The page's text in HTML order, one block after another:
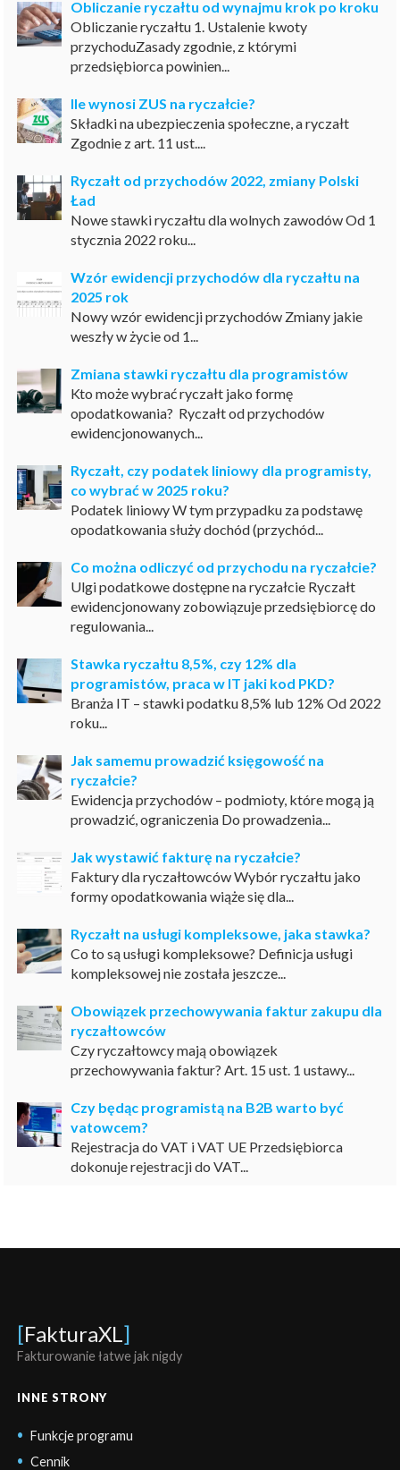
Obliczanie ryczałtu od wynajmu krok po kroku
Obliczanie ryczałtu 1. Ustalenie kwoty
przychoduZasady zgodnie, z którymi
przedsiębiorca powinien...
Ile wynosi ZUS na ryczałcie?
Składki na ubezpieczenia społeczne, a ryczałt
Zgodnie z art. 11 ust....
Ryczałt od przychodów 2022, zmiany Polski
Ład
Nowe stawki ryczałtu dla wolnych zawodów Od 1
stycznia 2022 roku...
Wzór ewidencji przychodów dla ryczałtu na
2025 rok
Nowy wzór ewidencji przychodów Zmiany jakie
weszły w życie od 1...
Zmiana stawki ryczałtu dla programistów
Kto może wybrać ryczałt jako formę
opodatkowania? Ryczałt od przychodów
ewidencjonowanych...
Ryczałt, czy podatek liniowy dla programisty,
co wybrać w 2025 roku?
Podatek liniowy W tym przypadku za podstawę
opodatkowania służy dochód (przychód...
Co można odliczyć od przychodu na ryczałcie?
Ulgi podatkowe dostępne na ryczałcie Ryczałt
ewidencjonowany zobowiązuje przedsiębiorcę do
regulowania...
Stawka ryczałtu 8,5%, czy 12% dla
programistów, praca w IT jaki kod PKD?
Branża IT – stawki podatku 8,5% lub 12% Od 2022
roku...
Jak samemu prowadzić księgowość na
ryczałcie?
Ewidencja przychodów – podmioty, które mogą ją
prowadzić, ograniczenia Do prowadzenia...
Jak wystawić fakturę na ryczałcie?
Faktury dla ryczałtowców Wybór ryczałtu jako
formy opodatkowania wiąże się dla...
Ryczałt na usługi kompleksowe, jaka stawka?
Co to są usługi kompleksowe? Definicja usługi
kompleksowej nie została jeszcze...
Obowiązek przechowywania faktur zakupu dla
ryczałtowców
Czy ryczałtowcy mają obowiązek
przechowywania faktur? Art. 15 ust. 1 ustawy...
Czy będąc programistą na B2B warto być
vatowcem?
Rejestracja do VAT i VAT UE Przedsiębiorca
dokonuje rejestracji do VAT...
[FakturaXL ]
Fakturowanie łatwe jak nigdy
INNE STRONY
Funkcje programu
Cennik